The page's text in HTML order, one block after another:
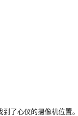
了心仪的摄像机位置